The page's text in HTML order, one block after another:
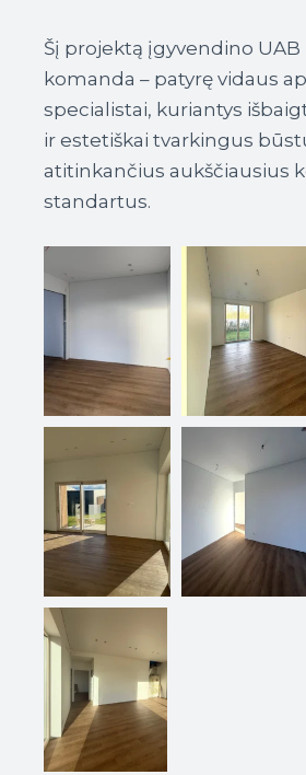
Šį projektą įgyvendino UAB
komanda – patyrę vidaus
specialistai, kuriantys
ir estetiškai tvarkingus
atitinkančius aukščiausius
standartus.